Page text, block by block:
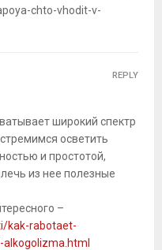
chto-vhodit-v-
широкий спектр
осветить
и простотой,
из нее полезные
–
kak-rabotaet-
REPLY